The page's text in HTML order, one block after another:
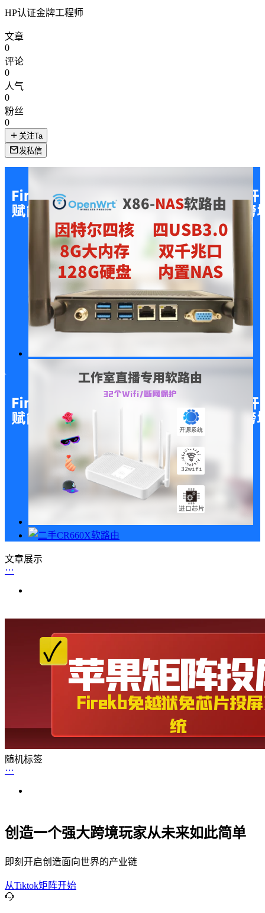
HP认证金牌工程师
文章
0
评论
0
人气
0
粉丝
0
关注Ta
发私信
文章展示
随机标签
创造一个强大跨境玩家从未来如此简单
即刻开启创造面向世界的产业链
从Tiktok矩阵开始